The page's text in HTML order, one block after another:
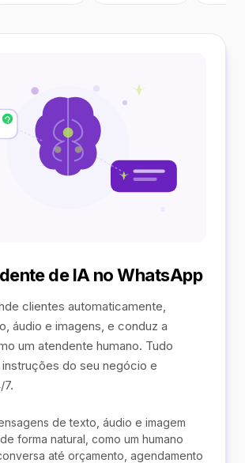
de IA no WhatsApp
clientes automaticamente,
áudio e imagens, e conduz a
um atendente humano. Tudo
do seu negócio e
7.
de texto, áudio e imagem
forma natural, como um humano
até orçamento, agendamento